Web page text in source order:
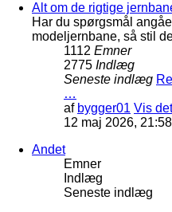
Alt om de rigtige
Har du spørgsmål
modeljernbane, så stil
1112 Emner
2775 Indlæg
Seneste indlæg
…
af bygger01 Vis
12 maj 2026, 21:58
Andet
Emner
Indlæg
Seneste indlæg